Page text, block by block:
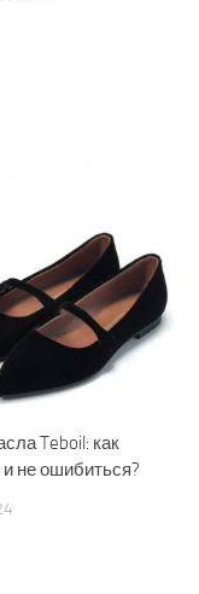
Teboil: как
не ошибиться?